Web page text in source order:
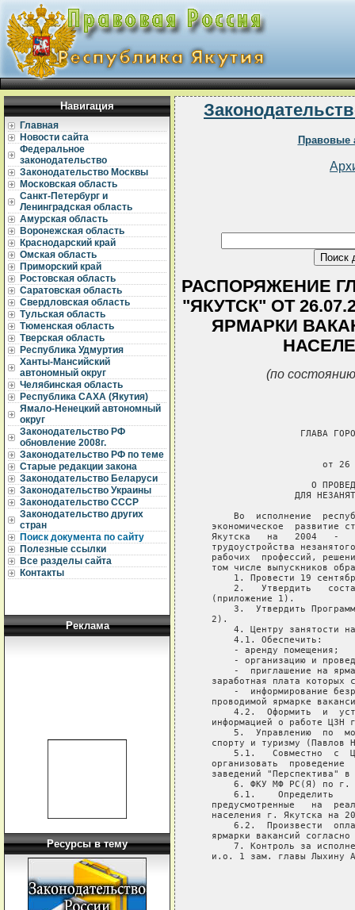
Навигация
Главная
Новости сайта
Федеральное
законодательство
Законодательство Москвы
Московская область
Санкт-Петербург и
Ленинградская область
Амурская область
Воронежская область
Краснодарский край
Омская область
Приморский край
Ростовская область
Саратовская область
Свердловская область
Тульская область
Тюменская область
Тверская область
Республика Удмуртия
Ханты-Мансийский
автономный округ
Челябинская область
Республика САХА (Якутия)
Ямало-Ненецкий автономный
округ
Законодательство РФ
обновление 2008г.
Законодательство РФ по теме
Старые редакции закона
Законодательство Беларуси
Законодательство Украины
Законодательство СССР
Законодательство других
стран
Поиск документа по сайту
Полезные ссылки
Все разделы сайта
Контакты
Реклама
Ресурсы в тему
Правовые
РАСПОРЯЖЕНИЕ
"ЯКУТСК" ОТ
ЯРМАРКИ
(по
ГЛАВА
от 26
О
ДЛЯ
Во  исполнение
экономическое  развитие
Якутска   на   2004   -
трудоустройства
рабочих  профессий,
том числе выпускников
1. Провести 19
2.   Утвердить
   (приложение 1).
3.  Утвердить
   2).
4. Центру занятости
       4.1. Обеспечить:
       - аренду помещения;
- организацию и
-  приглашение на
заработная плата которых
-  информирование
проводимой ярмарке
4.2.  Оформить  и
информацией о работе ЦЗН
5.  Управлению  по
спорту и туризму (Павлов
5.1.   Совместно  с
организовать  проведение
заведений "Перспектива"
6. ФКУ МФ РС(Я) по
6.1.    Определить
предусмотренные   на
населения г. Якутска на
6.2.  Произвести
ярмарки вакансий
7. Контроль за
и.о. 1 зам. главы Лыхину